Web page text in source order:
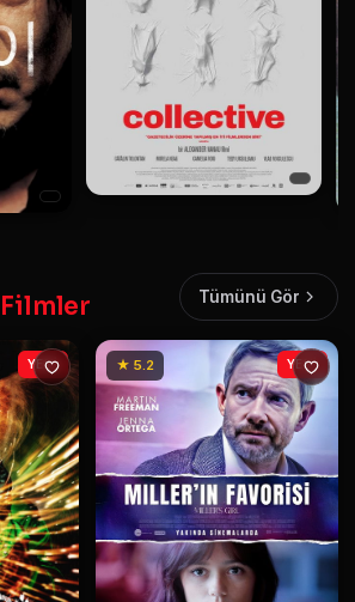
Filmler Tümünü Gör
YENİ ★ 5.2 YENİ